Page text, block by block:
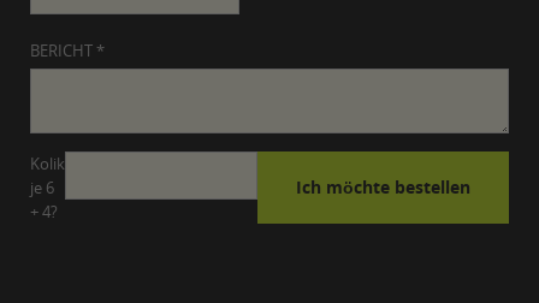
BERICHT *
Kolik
je 6
+ 4?